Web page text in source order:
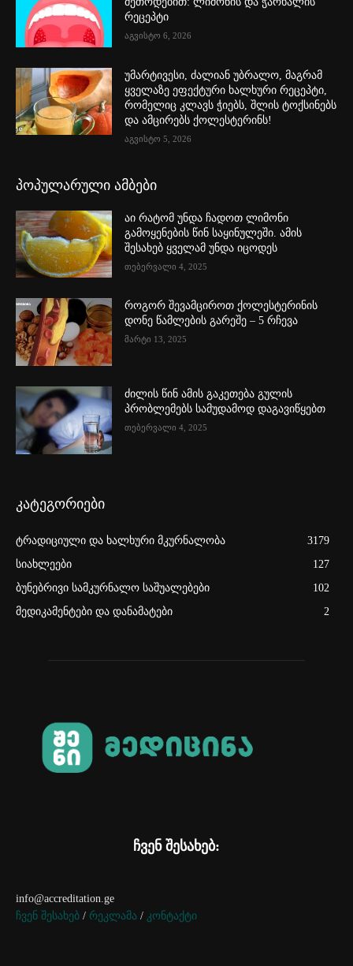
რეცეპტი
აგვისტო 6, 2026
უმარტივესი, ძალიან უბრალო, მაგრამ
ყველაზე ეფექტური ხალხური რეცეპტი,
რომელიც კლავს ჭიებს, შლის ტოქსინებს
და ამცირებს ქოლესტერინს!
აგვისტო 5, 2026
პოპულარული ამბები
აი რატომ უნდა ჩადოთ ლიმონი
გამოყენების წინ საყინულეში. ამის
შესახებ ყველამ უნდა იცოდეს
თებერვალი 4, 2025
როგორ შევამციროთ ქოლესტერინის
დონე წამლების გარეშე – 5 რჩევა
მარტი 13, 2025
ძილის წინ ამის გაკეთება გულის
პრობლემებს სამუდამოდ დაგავიწყებთ
თებერვალი 4, 2025
კატეგორიები
ტრადიციული და ხალხური მკურნალობა
3179
სიახლეები
127
ბუნებრივი სამკურნალო საშუალებები
102
მედიკამენტები და დანამატები
2
ჩვენ შესახებ:
info@accreditation.ge
ჩვენ შესახებ / რეკლამა / კონტაქტი